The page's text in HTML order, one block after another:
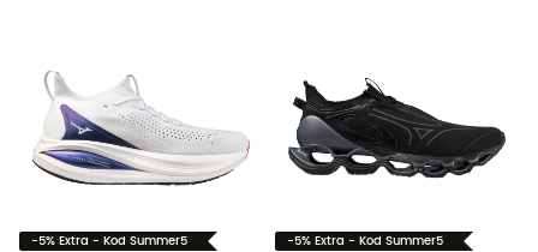
-5% Extra - Kod Summer5 -5% Extra - Kod Summer5